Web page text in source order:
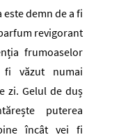
este demn de a fi
revigorant
frumoaselor
fi văzut numai
zi. Gelul de duș
puterea
încât vei fi